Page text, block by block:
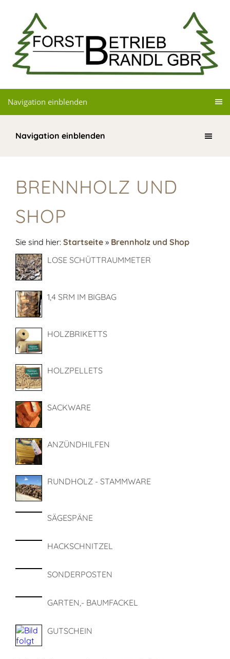
Navigation einblenden
Navigation einblenden
BRENNHOLZ UND
SHOP
Sie sind hier: Startseite » Brennholz und Shop
LOSE SCHÜTTRAUMMETER
1,4 SRM IM BIGBAG
HOLZBRIKETTS
HOLZPELLETS
SACKWARE
ANZÜNDHILFEN
RUNDHOLZ - STAMMWARE
SÄGESPÄNE
HACKSCHNITZEL
SONDERPOSTEN
GARTEN,- BAUMFACKEL
GUTSCHEIN